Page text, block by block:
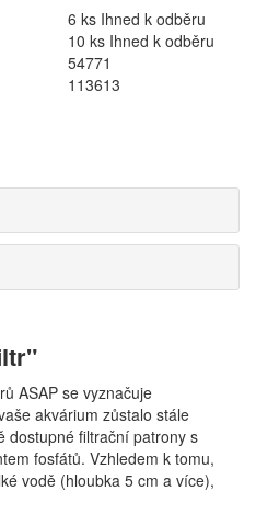
6 ks Ihned k odběru
10 ks Ihned k odběru
54771
113613
ASAP se vyznačuje
akvárium zůstalo stále
dostupné filtrační patrony s
fosfátů. Vzhledem k tomu,
vodě (hloubka 5 cm a více),